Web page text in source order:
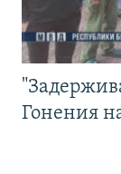
Гонения